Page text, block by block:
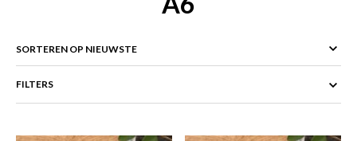
FILTERS